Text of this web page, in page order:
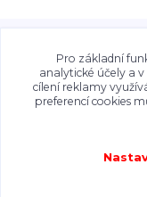
obsah zveřejněný
CeskeSamolepky.cz
použití bez
je zakázáno.
Pro základní
analytické účely a
cílení reklamy
preferencí cookies